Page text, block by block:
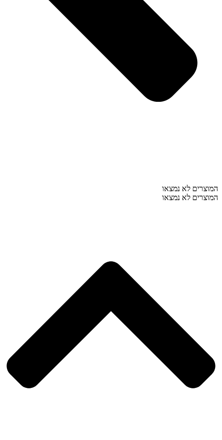
המוצרים לא נמצאו
המוצרים לא נמצאו